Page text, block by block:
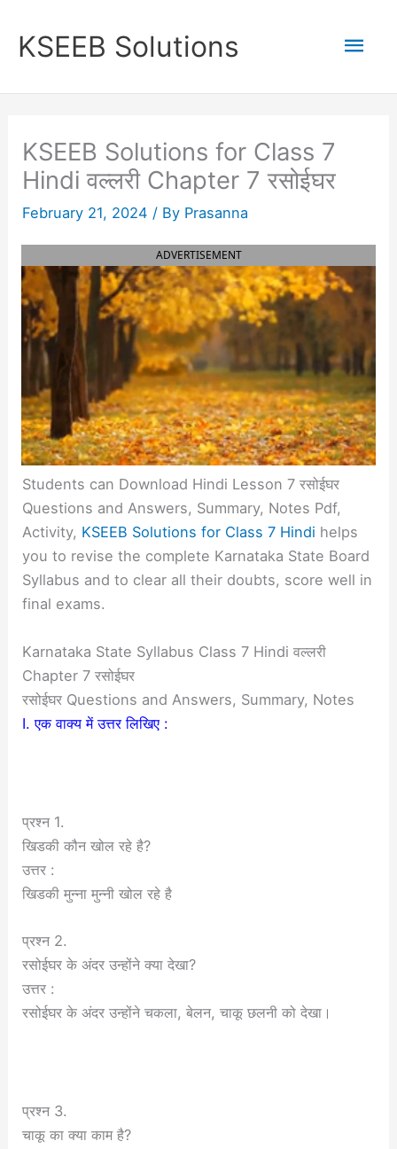
content
KSEEB Solutions
KSEEB Solutions for Class 7
Hindi वल्लरी Chapter 7 रसोईघर
February 21, 2024 / By Prasanna
ADVERTISEMENT
Students can Download Hindi Lesson 7 रसोईघर
Questions and Answers, Summary, Notes Pdf,
Activity, KSEEB Solutions for Class 7 Hindi helps
you to revise the complete Karnataka State Board
Syllabus and to clear all their doubts, score well in
final exams.
Karnataka State Syllabus Class 7 Hindi वल्लरी
Chapter 7 रसोईघर
रसोईघर Questions and Answers, Summary, Notes
I. एक वाक्य में उत्तर लिखिए :
प्रश्न 1.
खिडकी कौन खोल रहे है?
उत्तर :
खिडकी मुन्ना मुन्नी खोल रहे है
प्रश्न 2.
रसोईघर के अंदर उन्होंने क्या देखा?
उत्तर :
रसोईघर के अंदर उन्होंने चकला, बेलन, चाकू छलनी को देखा।
प्रश्न 3.
चाकू का क्या काम है?